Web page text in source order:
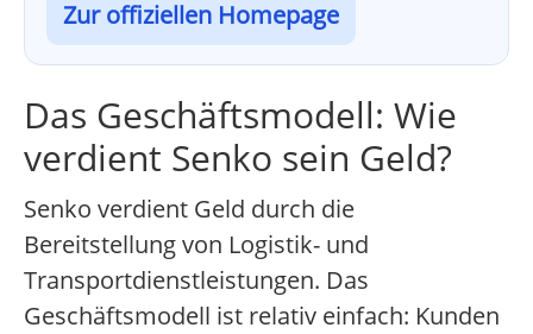
Zur offiziellen Homepage
Das Geschäftsmodell: Wie
verdient Senko sein Geld?
Senko verdient Geld durch die
Bereitstellung von Logistik- und
Transportdienstleistungen. Das
Geschäftsmodell ist relativ einfach: Kunden